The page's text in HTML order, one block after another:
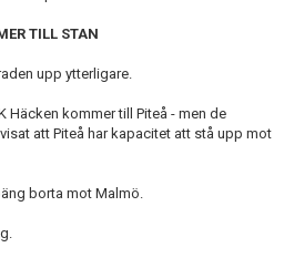
TILL STAN
upp ytterligare.
Häcken kommer till Piteå - men de
att Piteå har kapacitet att stå upp mot
borta mot Malmö.